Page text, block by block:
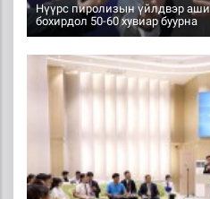
Нүүрс пиролизын үйлдвэр
бохирдол 50-60 хувиар буурна